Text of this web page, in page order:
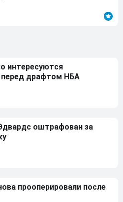
интересуются
перед драфтом НБА
оштрафован за
прооперировали после